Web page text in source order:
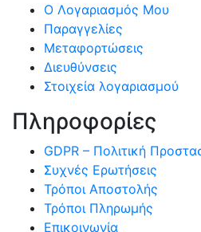
Ο Λογαριασμός Μου
Παραγγελίες
Μεταφορτώσεις
Διευθύνσεις
Στοιχεία λογαριασμού
Πληροφορίες
GDPR – Πολιτική
Συχνές Eρωτήσεις
Τρόποι Αποστολής
Τρόποι Πληρωμής
Επικοινωνία